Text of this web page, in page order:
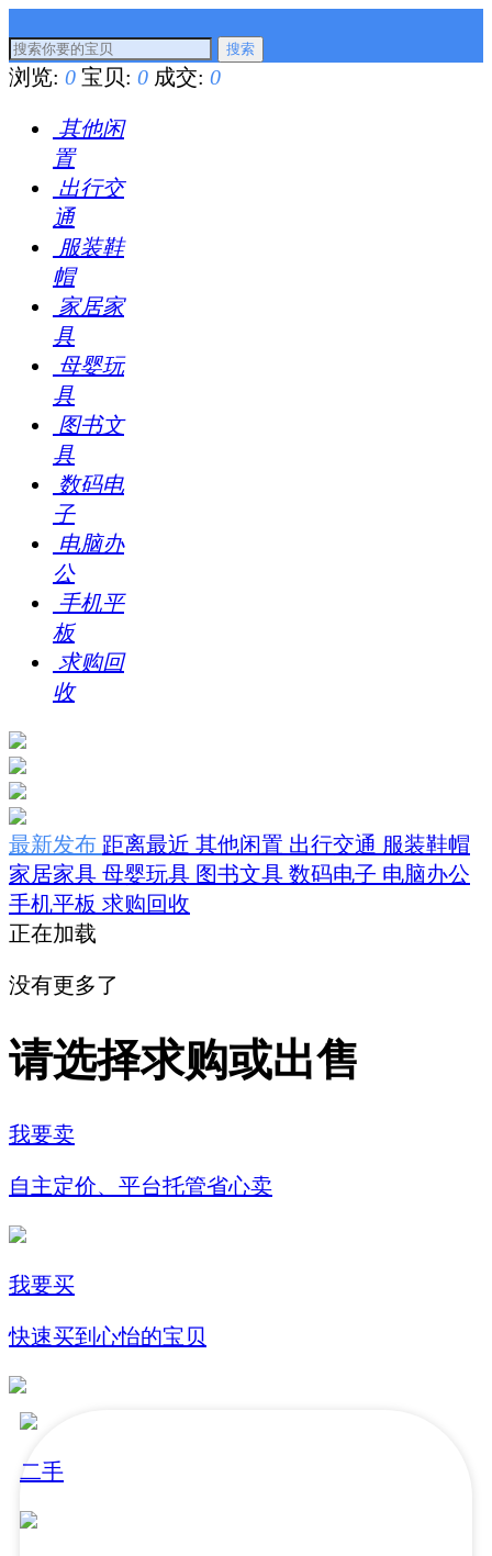
搜索
浏览: 0 宝贝: 0 成交: 0
其他闲
置
出行交
通
服装鞋
帽
家居家
具
母婴玩
具
图书文
具
数码电
子
电脑办
公
手机平
板
求购回
收
最新发布 距离最近 其他闲置 出行交通 服装鞋帽
家居家具 母婴玩具 图书文具 数码电子 电脑办公
手机平板 求购回收
正在加载
没有更多了
请选择求购或出售
我要卖
自主定价、平台托管省心卖
我要买
快速买到心怡的宝贝
二手